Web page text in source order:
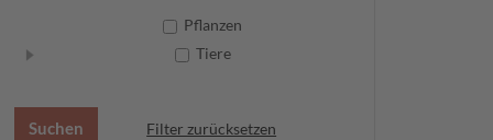
Pflanzen
Tiere
Filter zurücksetzen